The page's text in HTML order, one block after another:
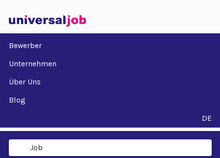
Bewerber
Unternehmen
Über Uns
Blog
DE